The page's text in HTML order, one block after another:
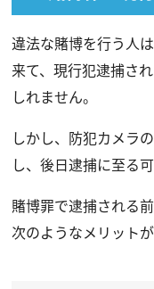
違法な賭博を行う人
来て、現行犯逮捕さ
しれません。
しかし、防犯カメラ
し、後日逮捕に至る
賭博罪で逮捕される
次のようなメリットが